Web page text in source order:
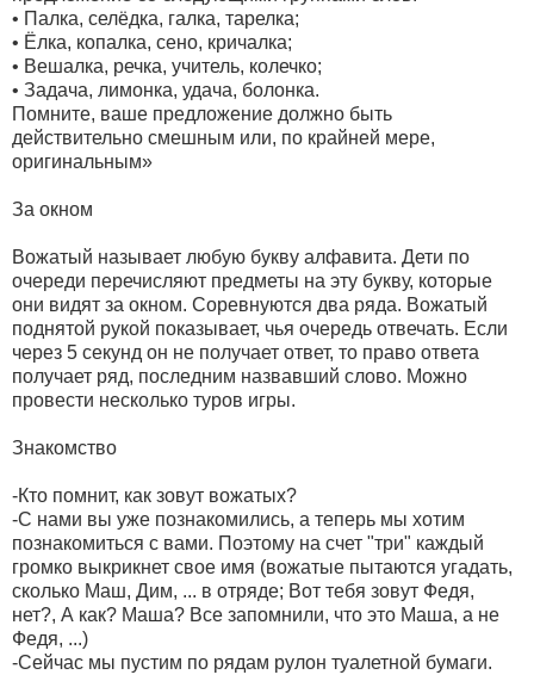
• Палка, селёдка, галка, тарелка;
• Ёлка, копалка, сено, кричалка;
• Вешалка, речка, учитель, колечко;
• Задача, лимонка, удача, болонка.
Помните, ваше предложение должно быть
действительно смешным или, по крайней мере,
оригинальным»
За окном
Вожатый называет любую букву алфавита. Дети по
очереди перечисляют предметы на эту букву, которые
они видят за окном. Соревнуются два ряда. Вожатый
поднятой рукой показывает, чья очередь отвечать. Если
через 5 секунд он не получает ответ, то право ответа
получает ряд, последним назвавший слово. Можно
провести несколько туров игры.
Знакомство
-Кто помнит, как зовут вожатых?
-С нами вы уже познакомились, а теперь мы хотим
познакомиться с вами. Поэтому на счет "три" каждый
громко выкрикнет свое имя (вожатые пытаются угадать,
сколько Маш, Дим, ... в отряде; Вот тебя зовут Федя,
нет?, А как? Маша? Все запомнили, что это Маша, а не
Федя, ...)
-Сейчас мы пустим по рядам рулон туалетной бумаги.